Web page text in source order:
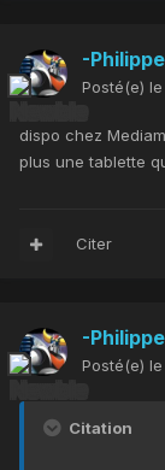
-
Posté(e)
dispo chez
plus une tablette
Citer
-
Posté(e)
Citation